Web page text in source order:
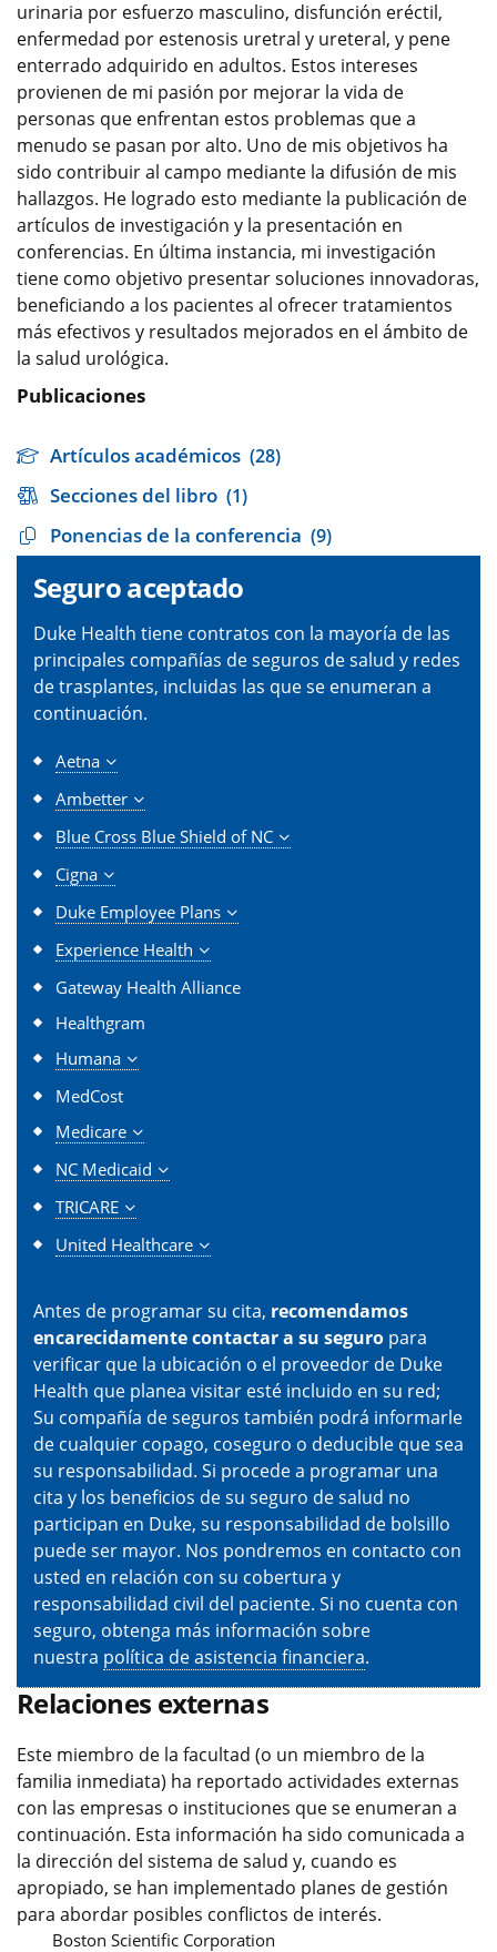
urinaria por esfuerzo masculino, disfunción eréctil,
enfermedad por estenosis uretral y ureteral, y pene
enterrado adquirido en adultos. Estos intereses
provienen de mi pasión por mejorar la vida de
personas que enfrentan estos problemas que a
menudo se pasan por alto. Uno de mis objetivos ha
sido contribuir al campo mediante la difusión de mis
hallazgos. He logrado esto mediante la publicación de
artículos de investigación y la presentación en
conferencias. En última instancia, mi investigación
tiene como objetivo presentar soluciones innovadoras,
beneficiando a los pacientes al ofrecer tratamientos
más efectivos y resultados mejorados en el ámbito de
la salud urológica.
Publicaciones
Artículos académicos (28)
Secciones del libro (1)
Ponencias de la conferencia (9)
Seguro aceptado
Duke Health tiene contratos con la mayoría de las
principales compañías de seguros de salud y redes
de trasplantes, incluidas las que se enumeran a
continuación.
Aetna
Ambetter
Blue Cross Blue Shield of NC
Cigna
Duke Employee Plans
Experience Health
Gateway Health Alliance
Healthgram
Humana
MedCost
Medicare
NC Medicaid
TRICARE
United Healthcare
Antes de programar su cita, recomendamos
encarecidamente contactar a su seguro para
verificar que la ubicación o el proveedor de Duke
Health que planea visitar esté incluido en su red;
Su compañía de seguros también podrá informarle
de cualquier copago, coseguro o deducible que sea
su responsabilidad. Si procede a programar una
cita y los beneficios de su seguro de salud no
participan en Duke, su responsabilidad de bolsillo
puede ser mayor. Nos pondremos en contacto con
usted en relación con su cobertura y
responsabilidad civil del paciente. Si no cuenta con
seguro, obtenga más información sobre
nuestra política de asistencia financiera.
Relaciones externas
Este miembro de la facultad (o un miembro de la
familia inmediata) ha reportado actividades externas
con las empresas o instituciones que se enumeran a
continuación. Esta información ha sido comunicada a
la dirección del sistema de salud y, cuando es
apropiado, se han implementado planes de gestión
para abordar posibles conflictos de interés.
Boston Scientific Corporation